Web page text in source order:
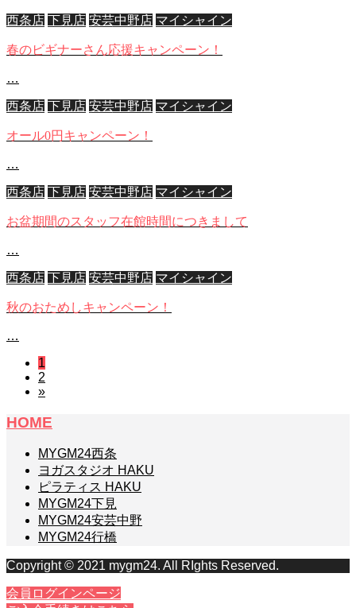
西条店 下見店 安芸中野店 マイシャイン
春のビギナーさん応援キャンペーン！
…
西条店 下見店 安芸中野店 マイシャイン
オール0円キャンペーン！
…
西条店 下見店 安芸中野店 マイシャイン
お盆期間のスタッフ在館時間につきまして
…
西条店 下見店 安芸中野店 マイシャイン
秋のおためしキャンペーン！
…
1
2
»
HOME
MYGM24西条
ヨガスタジオ HAKU
ピラティス HAKU
MYGM24下見
MYGM24安芸中野
MYGM24行橋
Copyright © 2021 mygm24. All RIghts Reserved.
会員ログインページ